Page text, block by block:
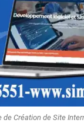
de Création de Site